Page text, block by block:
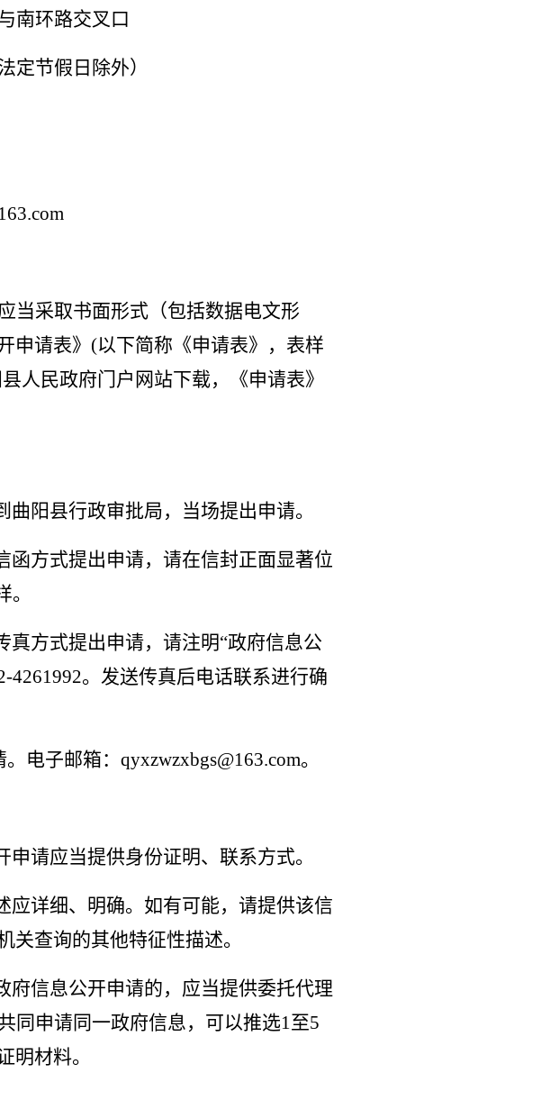
南环路交叉口
定节假日除外）
当采取书面形式（包括数据电文形
申请表》 (以下简称《申请表》，表样
人民政府门户网站下载，《申请表》
曲阳县行政审批局，当场提出申请。
函方式提出申请，请在信封正面显著位
真方式提出申请，请注明“政府信息公
4261992。发送传真后电话联系进行确
电子邮箱：qyxzwzxbgs@163.com。
申请应当提供身份证明、联系方式。
应详细、明确。如有可能，请提供该信
关查询的其他特征性描述。
府信息公开申请的，应当提供委托代理
同申请同一政府信息，可以推选1至5
明材料。